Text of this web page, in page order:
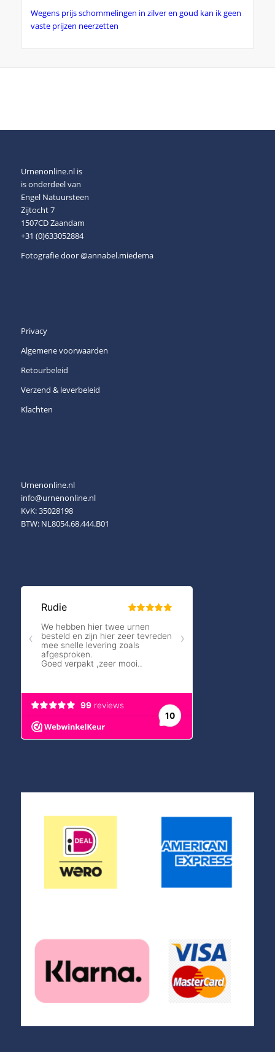
Wegens prijs schommelingen in zilver en goud kan ik geen
vaste prijzen neerzetten
Urnenonline.nl is
is onderdeel van
Engel Natuursteen
Zijtocht 7
1507CD Zaandam
+31 (0)633052884
Fotografie door@annabel.miedema
Privacy
Algemene voorwaarden
Retourbeleid
Verzend & leverbeleid
Klachten
Urnenonline.nl
info@urnenonline.nl
KvK: 35028198
BTW: NL8054.68.444.B01